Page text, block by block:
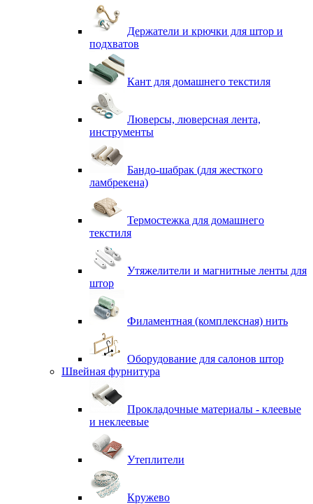
Держатели и крючки для штор и
подхватов
Кант для домашнего текстиля
Люверсы, люверсная лента,
инструменты
Бандо-шабрак (для жесткого
ламбрекена)
Термостежка для домашнего
текстиля
Утяжелители и магнитные ленты для
штор
Филаментная (комплексная) нить
Оборудование для салонов штор
Швейная фурнитура
Прокладочные материалы - клеевые
и неклеевые
Утеплители
Кружево